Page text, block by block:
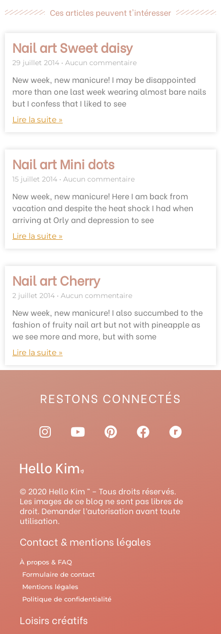
Ces articles peuvent t'intéresser
Nail art Sweet daisy
29 juillet 2014 Aucun commentaire
New week, new manicure! I may be disappointed
more than one last week wearing almost bare nails
but I confess that I liked to see
Lire la suite »
Nail art Mini dots
15 juillet 2014 Aucun commentaire
New week, new manicure! Here I am back from
vacation and despite the heat shock I had when
arriving at Orly and depression to see
Lire la suite »
Nail art Cherry
2 juillet 2014 Aucun commentaire
New week, new manicure! I also succumbed to the
fashion of fruity nail art but not with pineapple as
we see more and more, but with some
Lire la suite »
RESTONS CONNECTÉS
I
n
t
a
g
r
a
m
Y
o
t
u
b
e
P
i
r
e
s
F
a
o
o
k
R
a
y
© 2020 Hello Kim ™ – Tous droits réservés.
Les images de ce blog ne sont pas libres de
droit. Demander l’autorisation avant toute
utilisation.
Contact & mentions légales
À propos & FAQ
Formulaire de contact
Mentions légales
Politique de confidentialité
Loisirs créatifs